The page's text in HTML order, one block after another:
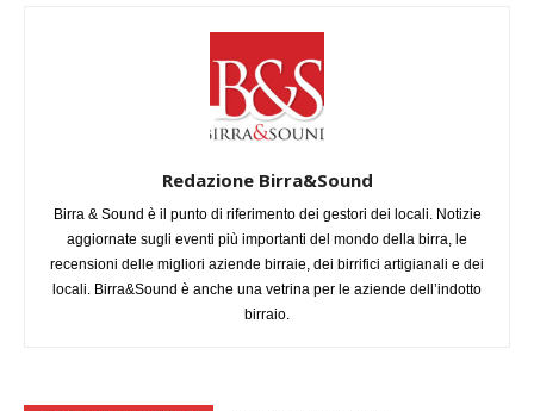
Redazione Birra&Sound
Birra & Sound è il punto di riferimento dei gestori dei locali. Notizie
aggiornate sugli eventi più importanti del mondo della birra, le
recensioni delle migliori aziende birraie, dei birrifici artigianali e dei
locali. Birra&Sound è anche una vetrina per le aziende dell’indotto
birraio.